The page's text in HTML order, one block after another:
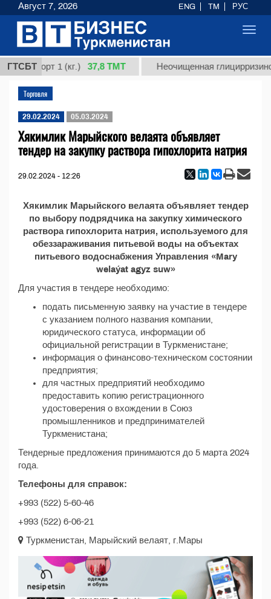
ГТСБТсорт 1 (кг.) 37,8 ТМТ Неочищенная
Торговля
29.02.2024 05.03.2024
Хякимлик Марыйского велаята объявляет
тендер на закупку раствора гипохлорита натрия
29.02.2024 - 12:26
Хякимлик Марыйского велаята объявляет тендер
по выбору подрядчика на закупку химического
раствора гипохлорита натрия, используемого для
обеззараживания питьевой воды на объектах
питьевого водоснабжения Управления «Mary
welaýat agyz suw»
Для участия в тендере необходимо:
подать письменную заявку на участие в тендере
с указанием полного названия компании,
юридического статуса, информации об
официальной регистрации в Туркменистане;
информация о финансово-техническом состоянии
предприятия;
для частных предприятий необходимо
предоставить копию регистрационного
удостоверения о вхождении в Союз
промышленников и предпринимателей
Туркменистана;
Тендерные предложения принимаются до 5 марта 2024
года.
Телефоны для справок:
+993 (522) 5-60-46
+993 (522) 6-06-21
Туркменистан, Марыйский велаят, г.Мары
Август 7, 2026 ENG TM РУС